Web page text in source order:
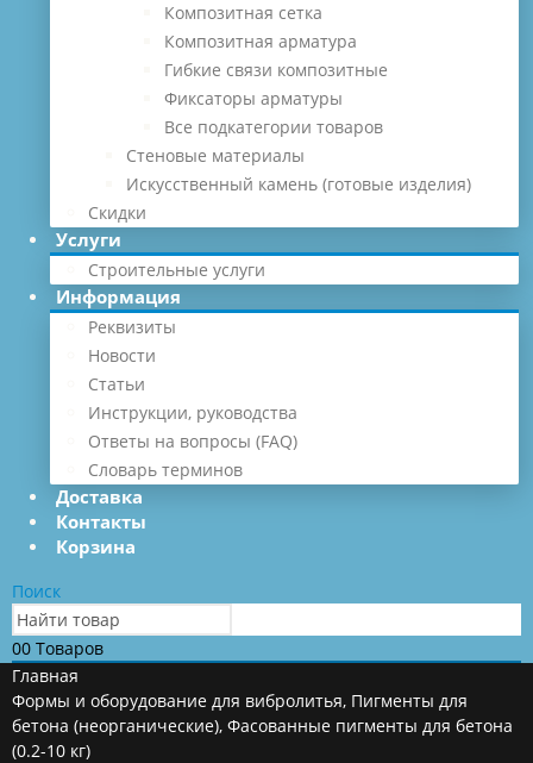
Композитная сетка
Композитная арматура
Гибкие связи композитные
Фиксаторы арматуры
Все подкатегории товаров
Стеновые материалы
Искусственный камень (готовые изделия)
Скидки
Услуги
Строительные услуги
Информация
Реквизиты
Новости
Статьи
Инструкции, руководства
Ответы на вопросы (FAQ)
Словарь терминов
Доставка
Контакты
Корзина
Поиск
00 Товаров
Главная
Формы и оборудование для вибролитья, Пигменты для
бетона (неорганические), Фасованные пигменты для бетона
(0.2-10 кг)